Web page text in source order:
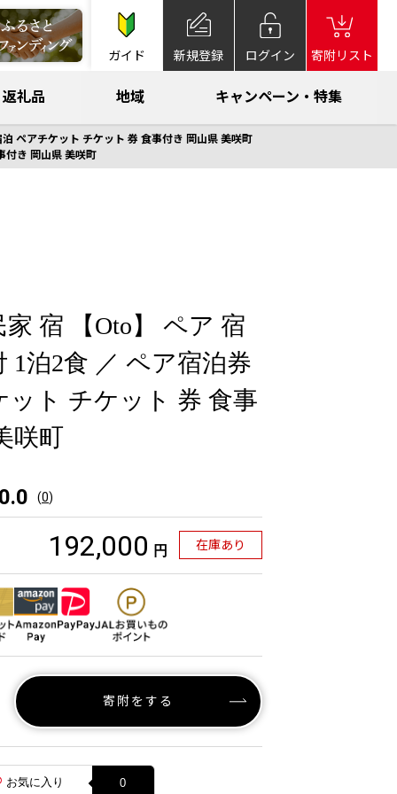
ガイド 新規登録 ログイン 寄附リスト
返礼品 地域 キャンペーン・特集
ペアチケット チケット 券 食事付き 岡山県 美咲町
付き 岡山県 美咲町
宿 【Oto】 ペア 宿
1泊2食 ／ ペア宿泊券
ット チケット 券 食事
咲町
(0)
192,000 円 在庫あり
寄附をする
お気に入り 0